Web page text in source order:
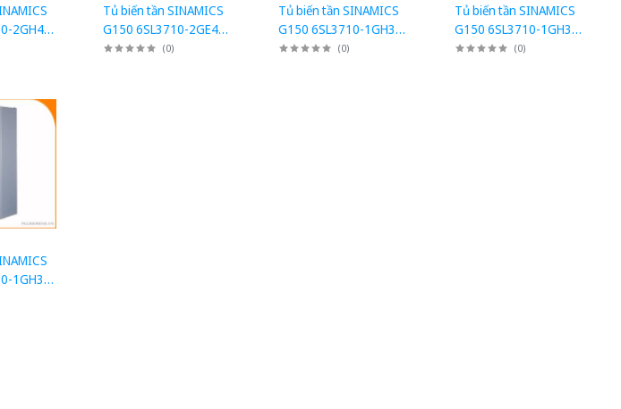
2GH41-
đổi
Tủ biến tần SINAMICS
G150 6SL3710-2GE41-
4AA3: Tủ chuyển đổi
(0)
Tủ biến tần SINAMICS
G150 6SL3710-1GH35-
8AA3: Tủ chuyển đổi
(0)
Tủ biến tần SINAMICS
G150 6SL3710-1GH31-
5CA3: Tủ chuyển đổi
(0)
1GH31-
đổi